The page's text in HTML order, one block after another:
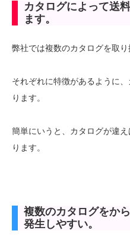
カタログによって送
ます。
弊社では複数のカタログを取り
それぞれに特徴があるように
ります。
簡単にいうと、カタログが違
ります。
複数のカタログをか
発生しやすい。